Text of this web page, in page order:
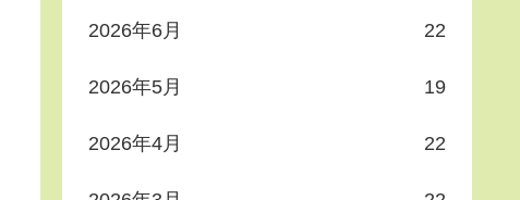
2026年6月 22
2026年5月 19
2026年4月 22